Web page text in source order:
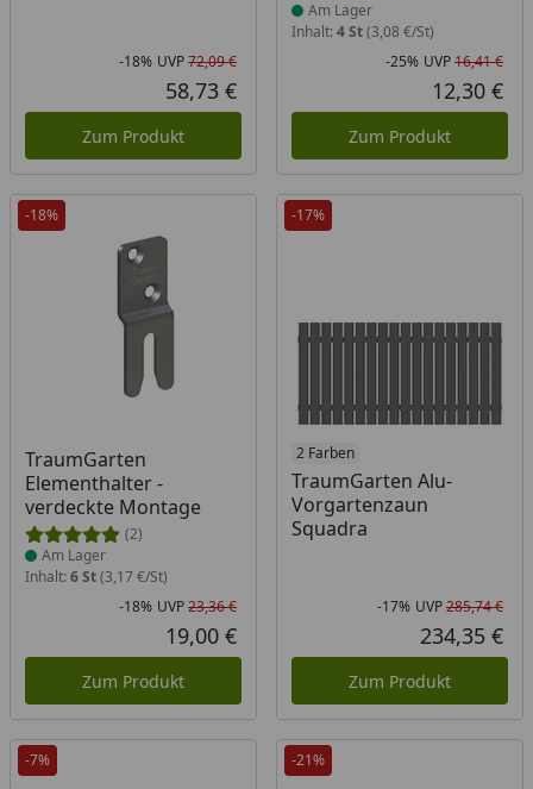
Rabatt in Prozent
-18%
Ursprünglicher Preis
UVP72,09 €
Aktueller Preis
58,73 €
Zum Produkt
Am Lager
Inhalt: 4 St(3,08 €/St)
-25% UVP16,41 €
12,30 €
Zum Produkt
-18%
TraumGarten
Elementhalter -
verdeckte Montage
(2)
Produkt am Lager
Am Lager
Inhalt: 6 St(3,17 €/St)
Rabatt in Prozent
-18%
Ursprünglicher Preis
UVP23,36 €
Aktueller Preis
19,00 €
Zum Produkt
-17%
2 Farben
TraumGarten Alu-
Vorgartenzaun
Squadra
-17% UVP285,74 €
234,35 €
Zum Produkt
-7% -21%